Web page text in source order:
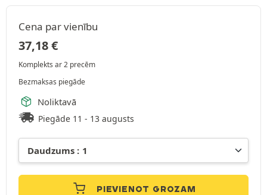
Cena par vienību
37,18€
Komplekts ar 2 precēm
Bezmaksas piegāde
Noliktavā
Piegāde 11 - 13 augusts
PIEVIENOT GROZAM